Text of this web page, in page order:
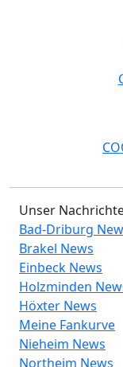
Unser
Bad-Driburg
Brakel News
Einbeck News
Holzminden
Höxter News
Meine Fankurve
Nieheim News
Northeim News